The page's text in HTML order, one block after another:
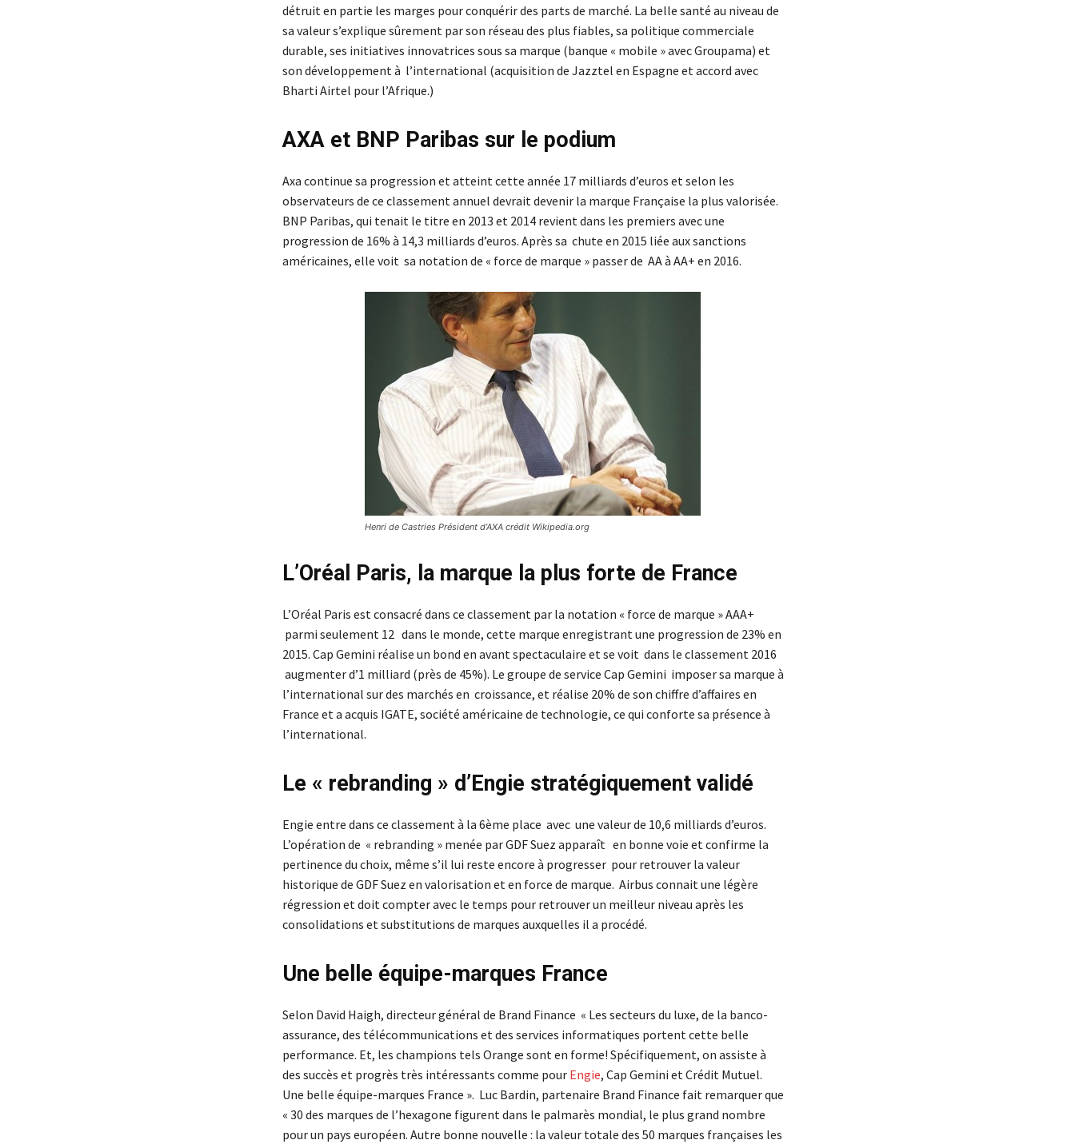
détruit en partie les marges pour conquérir des parts de marché. La belle santé au niveau de
sa valeur s’explique sûrement par son réseau des plus fiables, sa politique commerciale
durable, ses initiatives innovatrices sous sa marque (banque « mobile » avec Groupama) et
son développement à l’international (acquisition de Jazztel en Espagne et accord avec
Bharti Airtel pour l’Afrique.)
AXA et BNP Paribas sur le podium
Axa continue sa progression et atteint cette année 17 milliards d’euros et selon les
observateurs de ce classement annuel devrait devenir la marque Française la plus valorisée.
BNP Paribas, qui tenait le titre en 2013 et 2014 revient dans les premiers avec une
progression de 16% à 14,3 milliards d’euros. Après sa chute en 2015 liée aux sanctions
américaines, elle voit sa notation de « force de marque » passer de AA à AA+ en 2016.
Henri de Castries Président d’AXA crédit Wikipedia.org
L’Oréal Paris, la marque la plus forte de France
L’Oréal Paris est consacré dans ce classement par la notation « force de marque » AAA+
parmi seulement 12 dans le monde, cette marque enregistrant une progression de 23% en
2015. Cap Gemini réalise un bond en avant spectaculaire et se voit dans le classement 2016
augmenter d’1 milliard (près de 45%). Le groupe de service Cap Gemini imposer sa marque à
l’international sur des marchés en croissance, et réalise 20% de son chiffre d’affaires en
France et a acquis IGATE, société américaine de technologie, ce qui conforte sa présence à
l’international.
Le « rebranding » d’Engie stratégiquement validé
Engie entre dans ce classement à la 6ème place avec une valeur de 10,6 milliards d’euros.
L’opération de « rebranding » menée par GDF Suez apparaît en bonne voie et confirme la
pertinence du choix, même s’il lui reste encore à progresser pour retrouver la valeur
historique de GDF Suez en valorisation et en force de marque. Airbus connait une légère
régression et doit compter avec le temps pour retrouver un meilleur niveau après les
consolidations et substitutions de marques auxquelles il a procédé.
Une belle équipe-marques France
Selon David Haigh, directeur général de Brand Finance « Les secteurs du luxe, de la banco-
assurance, des télécommunications et des services informatiques portent cette belle
performance. Et, les champions tels Orange sont en forme! Spécifiquement, on assiste à
des succès et progrès très intéressants comme pour Engie, Cap Gemini et Crédit Mutuel.
Une belle équipe-marques France ». Luc Bardin, partenaire Brand Finance fait remarquer que
« 30 des marques de l’hexagone figurent dans le palmarès mondial, le plus grand nombre
pour un pays européen. Autre bonne nouvelle : la valeur totale des 50 marques françaises les